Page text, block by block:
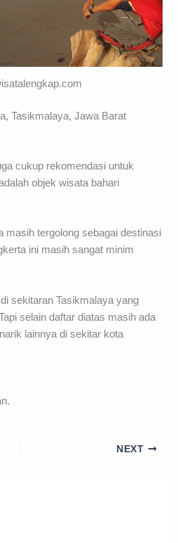
Tasikmalaya, Jawa Barat
cukup rekomendasi untuk
objek wisata bahari
masih tergolong sebagai destinasi
ini masih sangat minim
sekitaran Tasikmalaya yang
selain daftar diatas masih ada
lainnya di sekitar kota
NEXT